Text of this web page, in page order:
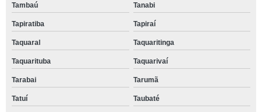
Tambaú Tanabi
Tapiratiba Tapiraí
Taquaral Taquaritinga
Taquarituba Taquarivaí
Tarabai Tarumã
Tatuí Taubaté